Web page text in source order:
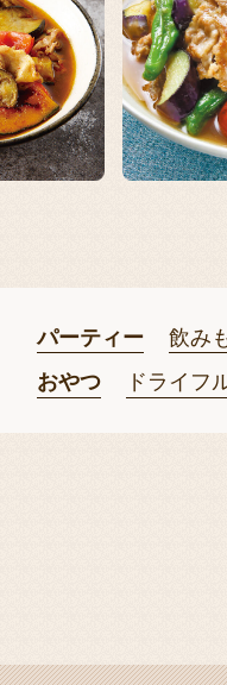
パーティー 飲み
おやつ
ドライフ